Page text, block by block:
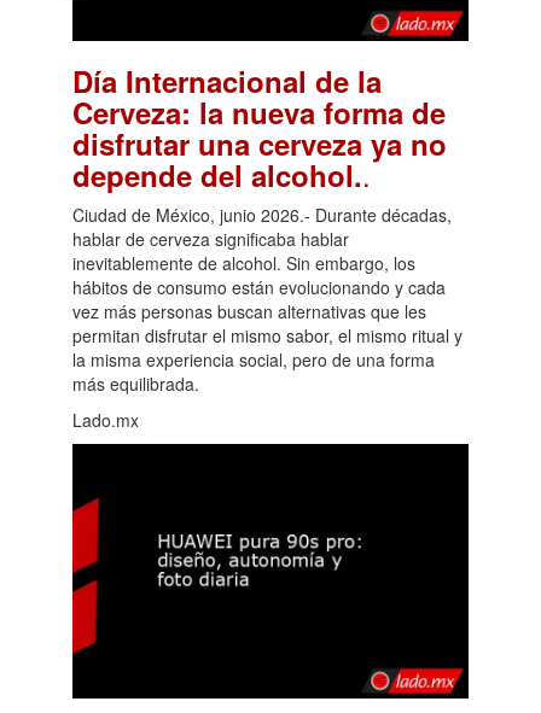
Día Internacional de la
Cerveza: la nueva forma de
disfrutar una cerveza ya no
depende del alcohol..
Ciudad de México, junio 2026.- Durante décadas,
hablar de cerveza significaba hablar
inevitablemente de alcohol. Sin embargo, los
hábitos de consumo están evolucionando y cada
vez más personas buscan alternativas que les
permitan disfrutar el mismo sabor, el mismo ritual y
la misma experiencia social, pero de una forma
más equilibrada.
Lado.mx